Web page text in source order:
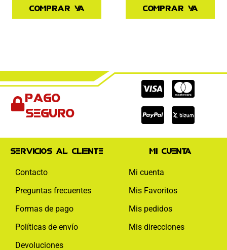
Comprar ya Comprar ya
Pago
seguro
Cc-
visa
Cc-
Cc-
paypal
Servicios al cliente
Contacto
Preguntas frecuentes
Formas de pago
Políticas de envío
Devoluciones
Mi cuenta
Mi cuenta
Mis Favoritos
Mis pedidos
Mis direcciones